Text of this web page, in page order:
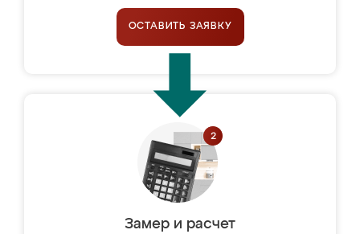
ОСТАВИТЬ ЗАЯВКУ
Замер и расчет